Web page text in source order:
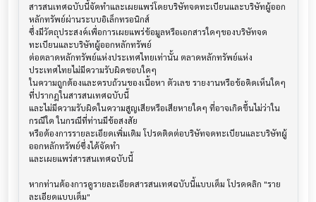
สารสนเทศฉบับนี้จัดทำและเผยแพร่โดยบริษัทจดทะเบียนและบริษัทผู้ออก
หลักทรัพย์ผ่านระบบอิเล็กทรอนิกส์
ซึ่งมีวัตถุประสงค์เพื่อการเผยแพร่ข้อมูลหรือเอกสารใดๆของบริษัทจด
ทะเบียนและบริษัทผู้ออกหลักทรัพย์
ต่อตลาดหลักทรัพย์แห่งประเทศไทยเท่านั้น ตลาดหลักทรัพย์แห่ง
ประเทศไทยไม่มีความรับผิดชอบใดๆ
ในความถูกต้องและครบถ้วนของเนื้อหา ตัวเลข รายงานหรือข้อคิดเห็นใดๆ
ที่ปรากฎในสารสนเทศฉบับนี้
และไม่มีความรับผิดในความสูญเสียหรือเสียหายใดๆ ที่อาจเกิดขึ้นไม่ว่าใน
กรณีใด ในกรณีที่ท่านมีข้อสงสัย
หรือต้องการรายละเอียดเพิ่มเติม โปรดติดต่อบริษัทจดทะเบียนและบริษัทผู้
ออกหลักทรัพย์ซึ่งได้จัดทำ
และเผยแพร่สารสนเทศฉบับนี้
หากท่านต้องการดูรายละเอียดสารสนเทศฉบับนี้แบบเต็ม โปรดคลิก "ราย